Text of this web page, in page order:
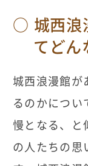
城西浪
てどん
城西浪漫館が
るのかについ
慢となる、と
の人たちの思